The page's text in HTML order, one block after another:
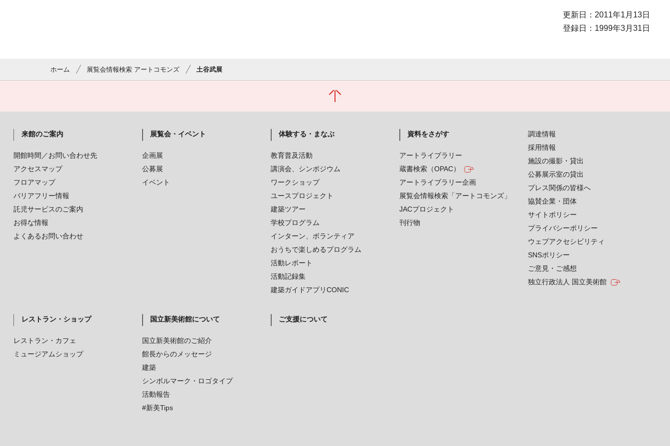
更新日：2011年1月13日
登録日：1999年3月31日
ホーム 展覧会情報検索 アートコモンズ 土谷武展
来館のご案内
開館時間／お問い合わせ先
アクセスマップ
フロアマップ
バリアフリー情報
託児サービスのご案内
お得な情報
よくあるお問い合わせ
展覧会・イベント
企画展
公募展
イベント
体験する・まなぶ
教育普及活動
講演会、シンポジウム
ワークショップ
ユースプロジェクト
建築ツアー
学校プログラム
インターン、ボランティア
おうちで楽しめるプログラム
活動レポート
活動記録集
建築ガイドアプリCONIC
資料をさがす
アートライブラリー
蔵書検索（OPAC）
アートライブラリー企画
展覧会情報検索「アートコモンズ」
JACプロジェクト
刊行物
レストラン・ショップ
レストラン・カフェ
ミュージアムショップ
国立新美術館について
国立新美術館のご紹介
館長からのメッセージ
建築
シンボルマーク・ロゴタイプ
活動報告
#新美Tips
ご支援について
調達情報
採用情報
施設の撮影・貸出
公募展示室の貸出
プレス関係の皆様へ
協賛企業・団体
サイトポリシー
プライバシーポリシー
ウェブアクセシビリティ
SNSポリシー
ご意見・ご感想
独立行政法人 国立美術館